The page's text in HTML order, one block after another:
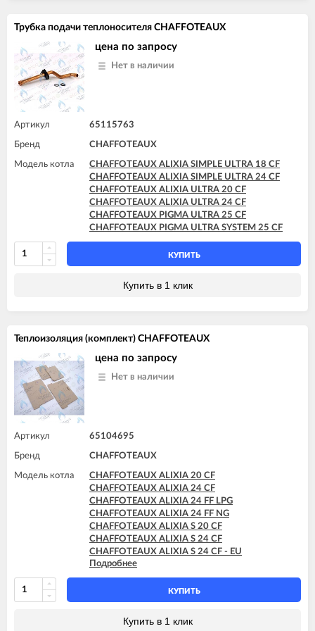
Трубка подачи теплоносителя CHAFFOTEAUX
цена по запросу
Нет в наличии
Артикул 65115763
Бренд CHAFFOTEAUX
Модель котла
CHAFFOTEAUX ALIXIA SIMPLE ULTRA 18 CF
CHAFFOTEAUX ALIXIA SIMPLE ULTRA 24 CF
CHAFFOTEAUX ALIXIA ULTRA 20 CF
CHAFFOTEAUX ALIXIA ULTRA 24 CF
CHAFFOTEAUX PIGMA ULTRA 25 CF
CHAFFOTEAUX PIGMA ULTRA SYSTEM 25 CF
КУПИТЬ
Купить в 1 клик
Теплоизоляция (комплект) CHAFFOTEAUX
цена по запросу
Нет в наличии
Артикул 65104695
Бренд CHAFFOTEAUX
Модель котла
CHAFFOTEAUX ALIXIA 20 CF
CHAFFOTEAUX ALIXIA 24 CF
CHAFFOTEAUX ALIXIA 24 FF LPG
CHAFFOTEAUX ALIXIA 24 FF NG
CHAFFOTEAUX ALIXIA S 20 CF
CHAFFOTEAUX ALIXIA S 24 CF
CHAFFOTEAUX ALIXIA S 24 CF - EU
CHAFFOTEAUX ALIXIA SIMPLE 18 CF
CHAFFOTEAUX ALIXIA SIMPLE 24 CF
CHAFFOTEAUX ALIXIA SIMPLE S 18 CF
CHAFFOTEAUX ALIXIA SIMPLE S 24 CF
CHAFFOTEAUX ALIXIA SIMPLE ULTRA 24 CF
Подробнее
КУПИТЬ
Купить в 1 клик